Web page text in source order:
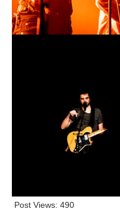
Post Views: 490